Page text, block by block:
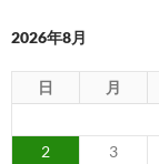
2026年8月
日 月
2
3